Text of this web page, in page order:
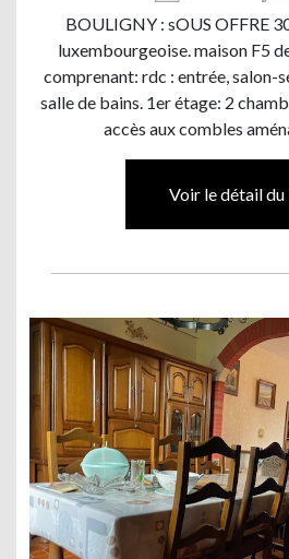
BOULIGNY : sOUS OFFRE
luxembourgeoise. maison F5
comprenant: rdc : entrée, salon-
salle de bains. 1er étage: 2
accès aux combles
Voir le détail du